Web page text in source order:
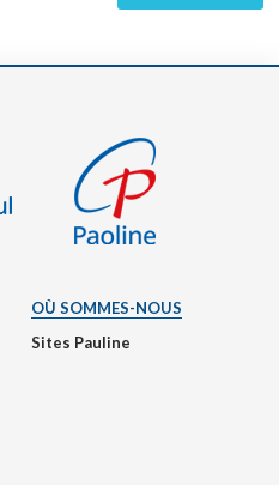
OÙ SOMMES-NOUS
Sites Pauline